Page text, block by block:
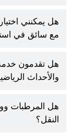
هل يمكنني
مع سائق في
هل تقدمون
والأحداث
هل المرطبات
النقل؟